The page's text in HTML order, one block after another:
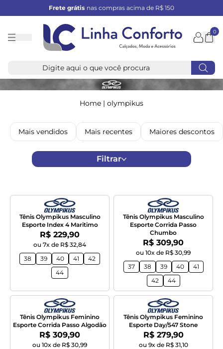
Frete grátis nas compras acima de R$ 150
Linha
0
Home | olympikus
Mais vendidos Mais recentes Maiores descontos
Filtrar
Tênis Olympikus Masculino
Esporte Index 4 Maritimo
Por:
R$ 229,90
ou 7x de R$ 32,84
38
39 40 41
42
44
Tênis Olympikus Masculino
Esporte Corrida Passo
Chumbo
Por:
R$ 309,90
ou 10x de R$ 30,99
37
38 39 40
41
42
44
Tênis Olympikus Feminino
Esporte Corrida Passo Algodão
Por:
R$ 309,90
ou 10x de R$ 30,99
Tênis Olympikus Feminino
Esporte Day/547 Stone
Por:
R$ 279,90
ou 9x de R$ 31,10